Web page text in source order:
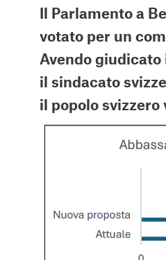
Il Parlamento a
votato per un
Avendo
il sindacato
il popolo